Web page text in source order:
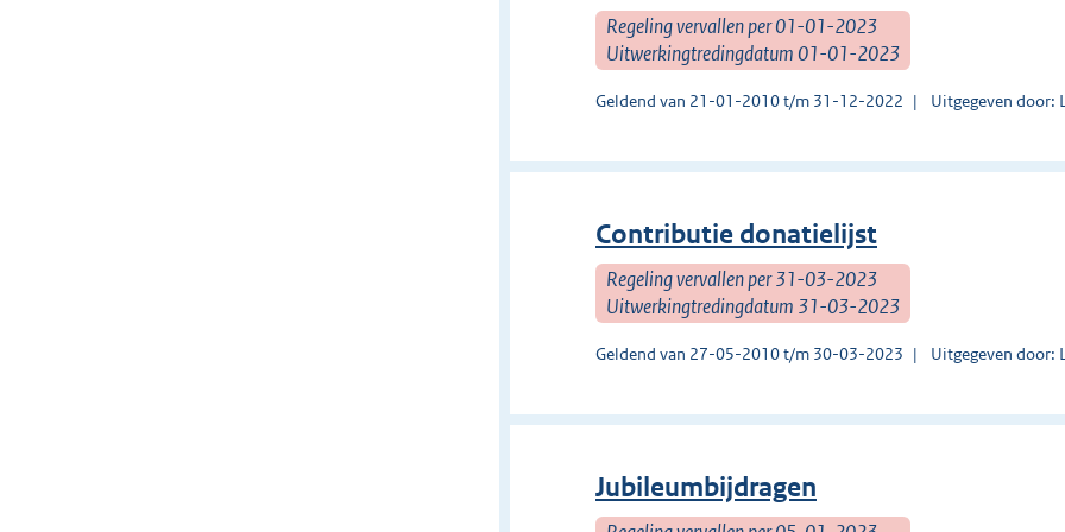
Regeling vervallen per 01-01-2023
Uitwerkingtredingdatum 01-01-2023
Geldend van 21-01-2010 t/m 31-12-2022 Uitgegeven door:
Contributie donatielijst
Regeling vervallen per 31-03-2023
Uitwerkingtredingdatum 31-03-2023
Geldend van 27-05-2010 t/m 30-03-2023 Uitgegeven door:
Jubileumbijdragen